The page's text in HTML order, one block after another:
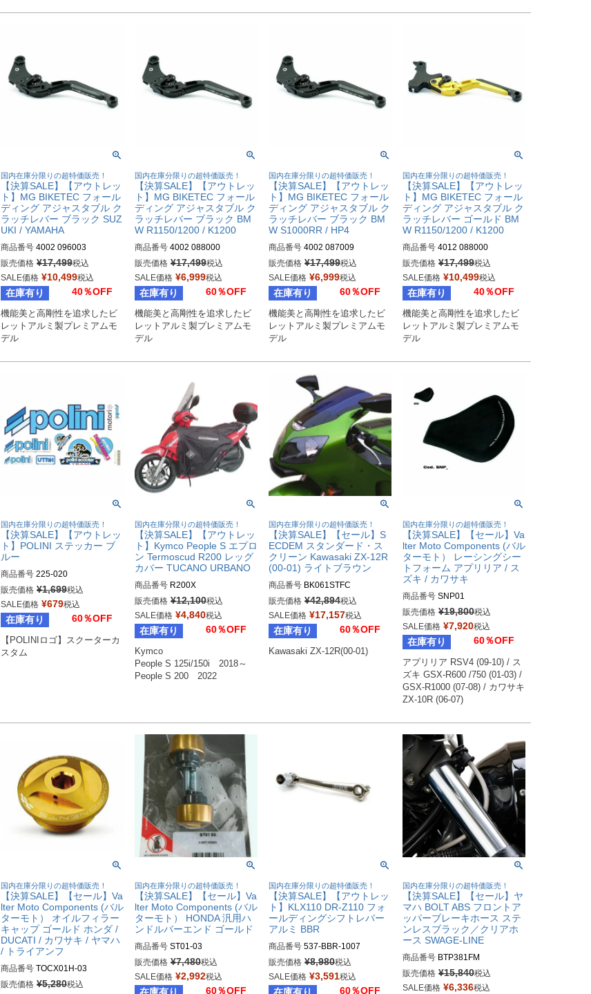
国内在庫分限りの超特価販売！
【決算SALE】【アウトレッ
ト】MG BIKETEC フォール
ディング アジャスタブル ク
ラッチレバー ブラック SUZ
UKI / YAMAHA
商品番号 4002 096003
販売価格 ¥17,499税込
SALE価格 ¥10,499税込
在庫有り 40％OFF
機能美と高剛性を追求したビ
レットアルミ製プレミアムモ
デル
国内在庫分限りの超特価販売！
【決算SALE】【アウトレッ
ト】MG BIKETEC フォール
ディング アジャスタブル ク
ラッチレバー ブラック BM
W R1150/1200 / K1200
商品番号 4002 088000
販売価格 ¥17,499税込
SALE価格 ¥6,999税込
在庫有り 60％OFF
機能美と高剛性を追求したビ
レットアルミ製プレミアムモ
デル
国内在庫分限りの超特価販売！
【決算SALE】【アウトレッ
ト】MG BIKETEC フォール
ディング アジャスタブル ク
ラッチレバー ブラック BM
W S1000RR / HP4
商品番号 4002 087009
販売価格 ¥17,499税込
SALE価格 ¥6,999税込
在庫有り 60％OFF
機能美と高剛性を追求したビ
レットアルミ製プレミアムモ
デル
国内在庫分限りの超特価販売！
【決算SALE】【アウトレッ
ト】MG BIKETEC フォール
ディング アジャスタブル ク
ラッチレバー ゴールド BM
W R1150/1200 / K1200
商品番号 4012 088000
販売価格 ¥17,499税込
SALE価格 ¥10,499税込
在庫有り 40％OFF
機能美と高剛性を追求したビ
レットアルミ製プレミアムモ
デル
国内在庫分限りの超特価販売！
【決算SALE】【アウトレッ
ト】POLINI ステッカー ブ
ルー
商品番号 225-020
販売価格 ¥1,699税込
SALE価格 ¥679税込
在庫有り 60％OFF
【POLINIロゴ】スクーターカ
スタム
国内在庫分限りの超特価販売！
【決算SALE】【アウトレッ
ト】Kymco People S エプロ
ン Termoscud R200 レッグ
カバー TUCANO URBANO
商品番号 R200X
販売価格 ¥12,100税込
SALE価格 ¥4,840税込
在庫有り 60％OFF
Kymco
People S 125i/150i　2018～
People S 200　2022
国内在庫分限りの超特価販売！
【決算SALE】【セール】S
ECDEM スタンダード・ス
クリーン Kawasaki ZX-12R
(00-01) ライトブラウン
商品番号 BK061STFC
販売価格 ¥42,894税込
SALE価格 ¥17,157税込
在庫有り 60％OFF
Kawasaki ZX-12R(00-01)
国内在庫分限りの超特価販売！
【決算SALE】【セール】Va
lter Moto Components (バル
ターモト） レーシングシー
トフォーム アプリリア / ス
ズキ / カワサキ
商品番号 SNP01
販売価格 ¥19,800税込
SALE価格 ¥7,920税込
在庫有り 60％OFF
アプリリア RSV4 (09-10) / ス
ズキ GSX-R600 /750 (01-03) /
GSX-R1000 (07-08) / カワサキ
国内在庫分限りの超特価販売！
【決算SALE】【セール】Va
lter Moto Components (バル
ターモト） オイルフィラー
キャップ ゴールド ホンダ /
DUCATI / カワサキ / ヤマハ
/ トライアンフ
商品番号 TOCX01H-03
販売価格 ¥5,280税込
国内在庫分限りの超特価販売！
【決算SALE】【セール】Va
lter Moto Components (バル
ターモト） HONDA 汎用ハ
ンドルバーエンド ゴールド
商品番号 ST01-03
販売価格 ¥7,480税込
SALE価格 ¥2,992税込
60％OFF
国内在庫分限りの超特価販売！
【決算SALE】【アウトレッ
ト】KLX110 DR-Z110 フォ
ールディングシフトレバー
アルミ BBR
商品番号 537-BBR-1007
販売価格 ¥8,980税込
SALE価格 ¥3,591税込
60％OFF
国内在庫分限りの超特価販売！
【決算SALE】【セール】ヤ
マハ BOLT ABS フロントア
ッパーブレーキホース ステ
ンレスブラック／クリアホ
ース SWAGE-LINE
商品番号 BTP381FM
販売価格 ¥15,840税込
SALE価格 ¥6,336税込